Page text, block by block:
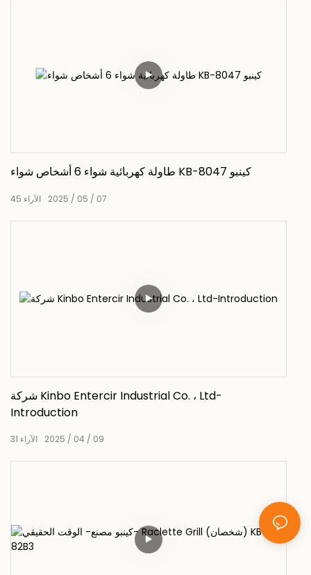
طاولة كهربائية شواء 6 أشخاص شواء KB-8047 كينبو
2025 05 07
45 الآراء
شركة Kinbo Entercir Industrial Co. ، Ltd-
Introduction
2025 04 09
31 الآراء